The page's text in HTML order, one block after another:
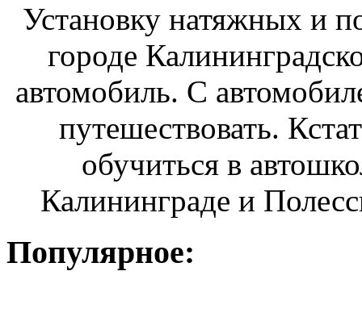
Установку натяжных и
городе
автомобиль. С
путешествовать.
обучиться в
Калининграде и
Популярное: